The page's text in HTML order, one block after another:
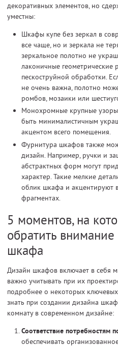
декоративных элементов, но
уместны:
Шкафы купе без зеркал в
все чаще, но и зеркала не
зеркальное полотно не
лаконичные
пескоструйной обработки.
не очень важна, полотно
ромбов, мозаики или
Монохромные крупные
быть минималистичным
акцентом всего помещения.
Фурнитура шкафов также
дизайн. Например, ручки и
абстрактных форм могут
характер. Такие мелкие
облик шкафа и акцентируют
фрагментах.
5 моментов, на
обратить
шкафа
Дизайн шкафов включает в себя
важно учитывать при их
подробнее о некоторых
знать при создании дизайна
комнату в современном дизайне:
Соответствие потребностям
обеспечивать